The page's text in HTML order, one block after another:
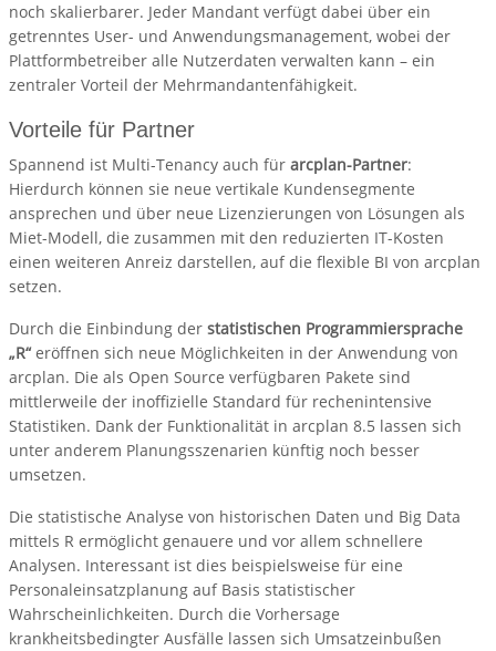
noch skalierbarer. Jeder Mandant verfügt dabei über ein
getrenntes User- und Anwendungsmanagement, wobei der
Plattformbetreiber alle Nutzerdaten verwalten kann – ein
zentraler Vorteil der Mehrmandantenfähigkeit.
Vorteile für Partner
Spannend ist Multi-Tenancy auch für arcplan-Partner:
Hierdurch können sie neue vertikale Kundensegmente
ansprechen und über neue Lizenzierungen von Lösungen als
Miet-Modell, die zusammen mit den reduzierten IT-Kosten
einen weiteren Anreiz darstellen, auf die flexible BI von arcplan
setzen.
Durch die Einbindung der statistischen Programmiersprache
„R“eröffnen sich neue Möglichkeiten in der Anwendung von
arcplan. Die als Open Source verfügbaren Pakete sind
mittlerweile der inoffizielle Standard für rechenintensive
Statistiken. Dank der Funktionalität in arcplan 8.5 lassen sich
unter anderem Planungsszenarien künftig noch besser
umsetzen.
Die statistische Analyse von historischen Daten und Big Data
mittels R ermöglicht genauere und vor allem schnellere
Analysen. Interessant ist dies beispielsweise für eine
Personaleinsatzplanung auf Basis statistischer
Wahrscheinlichkeiten. Durch die Vorhersage
krankheitsbedingter Ausfälle lassen sich Umsatzeinbußen